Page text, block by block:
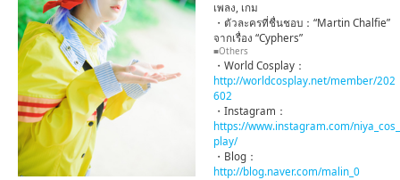
เพลง, เกม
・ตัวละครที่ชื่นชอบ：“Martin Chalfie”
จากเรื่อง “Cyphers”
■Others
・World Cosplay：
http://worldcosplay.net/member/202
602
・Instagram：
https://www.instagram.com/niya_cos_
play/
・Blog：
http://blog.naver.com/malin_0